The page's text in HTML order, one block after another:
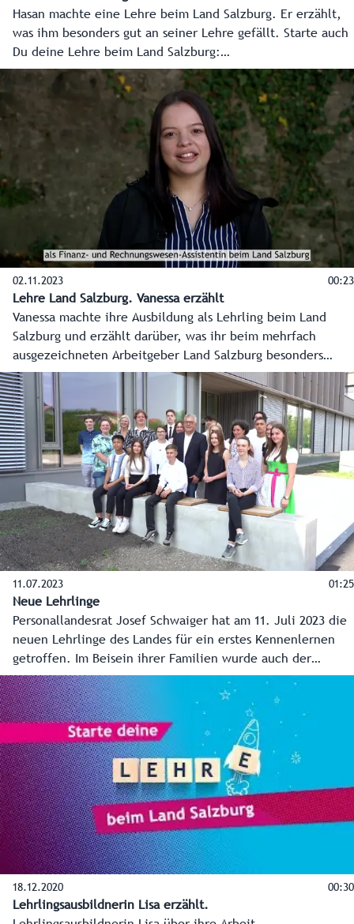
Hasan machte eine Lehre beim Land Salzburg. Er erzählt,
was ihm besonders gut an seiner Lehre gefällt. Starte auch
Du deine Lehre beim Land Salzburg:
www.salzburg.gv.at/lehre.
02.11.2023 00:23
Lehre Land Salzburg. Vanessa erzählt
Vanessa machte ihre Ausbildung als Lehrling beim Land
Salzburg und erzählt darüber, was ihr beim mehrfach
ausgezeichneten Arbeitgeber Land Salzburg besonders
gefällt.
11.07.2023 01:25
Neue Lehrlinge
Personallandesrat Josef Schwaiger hat am 11. Juli 2023 die
neuen Lehrlinge des Landes für ein erstes Kennenlernen
getroffen. Im Beisein ihrer Familien wurde auch der
Lehrvertrag unterzeichnet. Insgesamt sind es 21
Neuaufnahmen, die im Herbst ihre Lehre beginnen als:
Verwaltungsassistentinnen und -assistenten (13), Finanz- /
Rechnungswesenassistentinnen und -assistenten (2),
Geoinformationstechniker (2), Vermessungstechniker (1),
Applikationsentwickler - Coding (1), Labortechniker -
Chemie (1) und KFZ-Techniker mit Schwerpunkt
Nutzfahrzeuge (1).
18.12.2020 00:30
Lehrlingsausbildnerin Lisa erzählt.